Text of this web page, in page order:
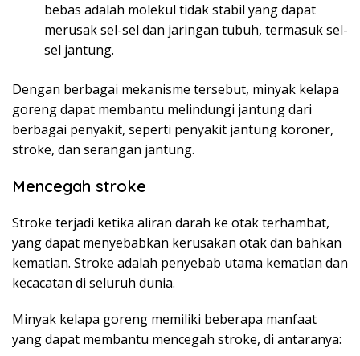
bebas adalah molekul tidak stabil yang dapat
merusak sel-sel dan jaringan tubuh, termasuk sel-
sel jantung.
Dengan berbagai mekanisme tersebut, minyak kelapa
goreng dapat membantu melindungi jantung dari
berbagai penyakit, seperti penyakit jantung koroner,
stroke, dan serangan jantung.
Mencegah stroke
Stroke terjadi ketika aliran darah ke otak terhambat,
yang dapat menyebabkan kerusakan otak dan bahkan
kematian. Stroke adalah penyebab utama kematian dan
kecacatan di seluruh dunia.
Minyak kelapa goreng memiliki beberapa manfaat
yang dapat membantu mencegah stroke, di antaranya: